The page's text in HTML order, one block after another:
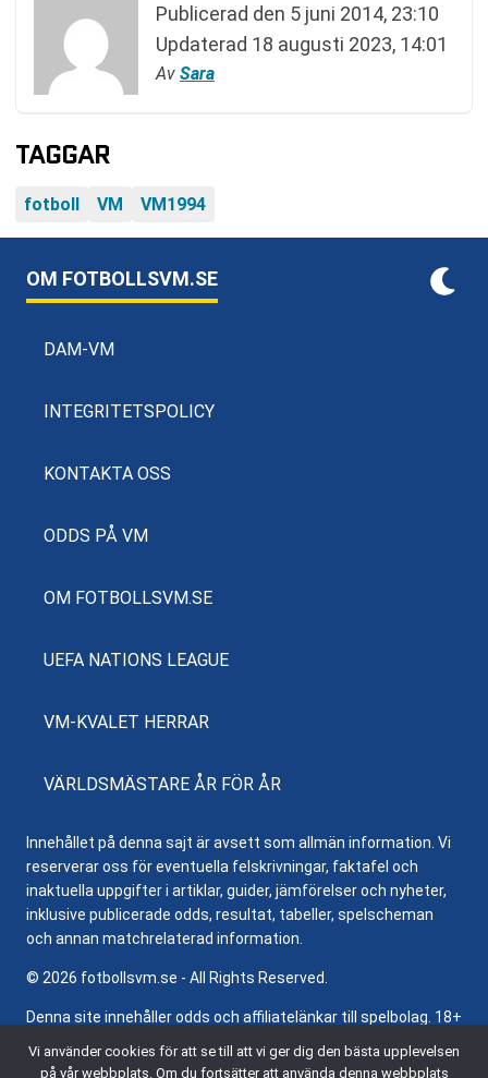
Publicerad den 5 juni 2014, 23:10
Updaterad 18 augusti 2023, 14:01
Av Sara
TAGGAR
fotboll VM VM1994
OM FOTBOLLSVM.SE
DAM-VM
INTEGRITETSPOLICY
KONTAKTA OSS
ODDS PÅ VM
OM FOTBOLLSVM.SE
UEFA NATIONS LEAGUE
VM-KVALET HERRAR
VÄRLDSMÄSTARE ÅR FÖR ÅR
Innehållet på denna sajt är avsett som allmän information. Vi
reserverar oss för eventuella felskrivningar, faktafel och
inaktuella uppgifter i artiklar, guider, jämförelser och nyheter,
inklusive publicerade odds, resultat, tabeller, spelscheman
och annan matchrelaterad information.
© 2026 fotbollsvm.se - All Rights Reserved.
Denna site innehåller odds och affiliatelänkar till spelbolag. 18+
information om ansvarsfullt spelande.
Vi använder cookies för att se till att vi ger dig den bästa upplevelsen
på vår webbplats. Om du fortsätter att använda denna webbplats